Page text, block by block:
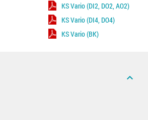
KS Vario (DI2, DO2, AO2)
KS Vario (DI4, DO4)
KS Vario (BK)
expand_less